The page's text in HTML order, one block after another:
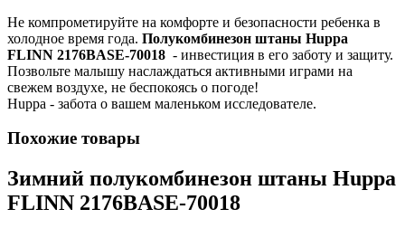
Не компрометируйте на комфорте и безопасности ребенка в
холодное время года. Полукомбинезон штаны Huppa
FLINN 2176BASE-70018 - инвестиция в его заботу и защиту.
Позвольте малышу наслаждаться активными играми на
свежем воздухе, не беспокоясь о погоде!
Huppa - забота о вашем маленьком исследователе.
Похожие товары
Зимний полукомбинезон штаны Huppa
FLINN 2176BASE-70018